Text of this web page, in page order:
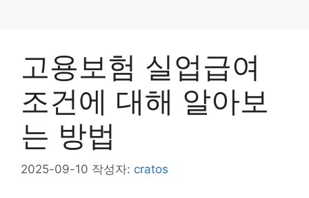
고용보험 실업급여
조건에 대해 알아보
는 방법
2025-09-10 작성자: cratos